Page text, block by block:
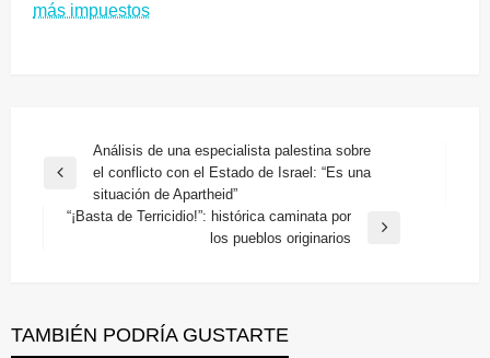
más impuestos
Navegación
de
entradas
Entrada
Análisis de una especialista palestina sobre
el conflicto con el Estado de Israel: “Es una
situación de Apartheid”
“¡Basta de Terricidio!”: histórica caminata por
los pueblos originarios
TAMBIÉN PODRÍA GUSTARTE